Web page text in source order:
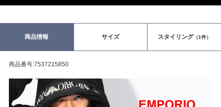
商品情報 サイズ スタイリング（1件）
商品番号:7537215850